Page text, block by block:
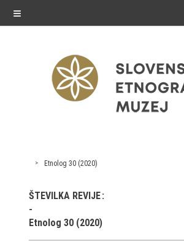
≡
razstave
Stalne razstave
Občasne razstave
Gostovanja
Etnolog 30 (2020)
ŠTEVILKA REVIJE
Etnolog 30 (2020)